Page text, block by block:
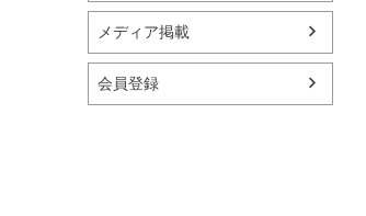
メディア掲載
会員登録